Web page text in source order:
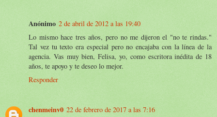
Anónimo 2 de abril de 2012 a las 19:40
Lo mismo hace tres años, pero no me dijeron el "no te rindas."
Tal vez tu texto era especial pero no encajaba con la línea de la
agencia. Vas muy bien, Felisa, yo, como escritora inédita de 18
años, te apoyo y te deseo lo mejor.
Responder
chenmeinv0 22 de febrero de 2017 a las 7:16